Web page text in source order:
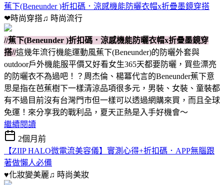
蕉下(Beneunder )折扣碼．涼感機能防曬衣帽x折疊墨鏡穿搭
❤時尚穿搭♫ 時尚流行
//蕉下(Beneunder )折扣碼．涼感機能防曬衣帽x折疊墨鏡穿
搭//這幾年流行機能運動風蕉下(Beneunder)的防曬外套與
outdoor戶外機能服平價又好看女生365天都要防曬，買些漂亮
的防曬衣不為過吧！？周杰倫、楊冪代言的Beneunder蕉下意
思是指在芭蕉樹下一樣清涼品項很多元，男裝、女裝、童裝都
有不過目前沒有台灣門市但一樣可以透過網購來買，而且全球
免運！來分享我的戰利品，夏天正熱是入手好機會～
繼續閱讀
2個月前
【ZIIP HALO微電流美容儀】實測心得+折扣碼．APP無腦跟
著做懶人必備
♥化妝變美麗♫ 時尚美妝